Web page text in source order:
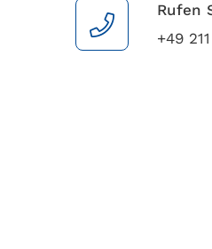
Rufen
+49